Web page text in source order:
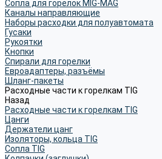
Сопла для горелок MIG-MAG
Каналы направляющие
Наборы расходки для полуавтомата
Гусаки
Рукоятки
Кнопки
Спирали для горелки
Евроадаптеры, разъёмы
Шланг-пакеты
Расходные части к горелкам TIG
Назад
Расходные части к горелкам TIG
Цанги
Держатели цанг
Изоляторы, кольца TIG
Сопла TIG